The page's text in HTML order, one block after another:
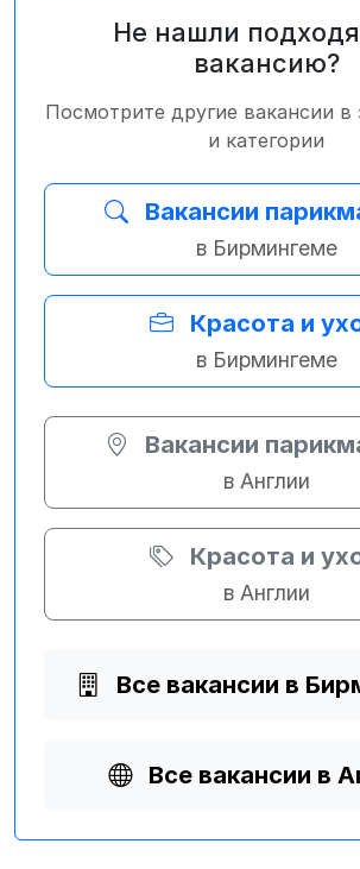
Не нашли
вакансию?
Посмотрите другие вакансии в
и категории
Вакансии
в Бирмингеме
Красота и
в Бирмингеме
Вакансии
в Англии
Красота и
в Англии
Все вакансии в
Все вакансии в